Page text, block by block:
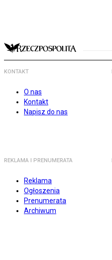
KONTAKT
O nas
Kontakt
Napisz do nas
REKLAMA I PRENUMERATA
Reklama
Ogłoszenia
Prenumerata
Archiwum